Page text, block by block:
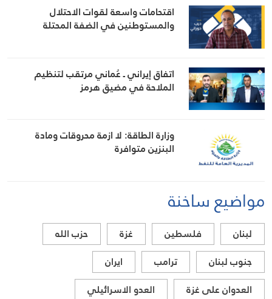
اقتحامات واسعة لقوات الاحتلال
والمستوطنين في الضفة المحتلة
اتفاق إيراني ـ عُماني مرتقب لتنظيم
الملاحة في مضيق هرمز
وزارة الطاقة: لا ازمة محروقات ومادة
البنزين متوافرة
مواضيع ساخنة
لبنان فلسطين غزة
حزب الله
جنوب لبنان
ترامب
ايران
العدوان على غزة
العدو الاسرائيلي